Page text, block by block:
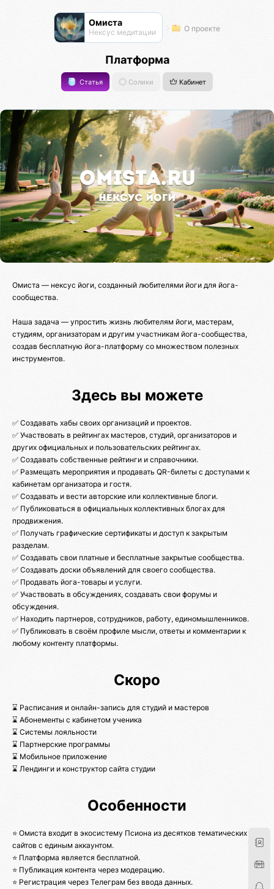
Омиста
Нексус медитации О проекте
Платформа
Статья Солики Кабинет
Омиста — нексус йоги, созданный любителями йоги для йога-
сообщества.
Наша задача — упростить жизнь любителям йоги, мастерам,
студиям, организаторам и другим участникам йога-сообщества,
создав бесплатную йога-платформу со множеством полезных
инструментов.
Здесь вы можете
✅ Создавать хабы своих организаций и проектов.
✅ Участвовать в рейтингах мастеров, студий, организаторов и
других официальных и пользовательских рейтингах.
✅ Создавать собственные рейтинги и справочники.
✅ Размещать мероприятия и продавать QR-билеты с доступами к
кабинетам организатора и гостя.
✅ Создавать и вести авторские или коллективные блоги.
✅ Публиковаться в официальных коллективных блогах для
продвижения.
✅ Получать графические сертификаты и доступ к закрытым
разделам.
✅ Создавать свои платные и бесплатные закрытые сообщества.
✅ Создавать доски объявлений для своего сообщества.
✅ Продавать йога-товары и услуги.
✅ Участвовать в обсуждениях, создавать свои форумы и
обсуждения.
✅ Находить партнеров, сотрудников, работу, единомышленников.
✅ Публиковать в своём профиле мысли, ответы и комментарии к
любому контенту платформы.
Скоро
⌛ Расписания и онлайн-запись для студий и мастеров
⌛ Абонементы с кабинетом ученика
⌛ Системы лояльности
⌛ Партнерские программы
⌛ Мобильное приложение
⌛ Лендинги и конструктор сайта студии
Особенности
⭐ Омиста входит в экосистему Псиона из десятков тематических
сайтов с единым аккаунтом.
⭐ Платформа является бесплатной.
⭐ Публикация контента через модерацию.
⭐ Регистрация через Телеграм без ввода данных.